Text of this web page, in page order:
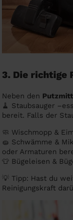
3. Die richtige
Neben den
🧹 Staubsauger
bereit. Falls der
🧼 Wischmopp &
🧽 Schwämme &
oder Armaturen
👕 Bügeleisen &
💡 Tipp: Hast du
Reinigungskraft